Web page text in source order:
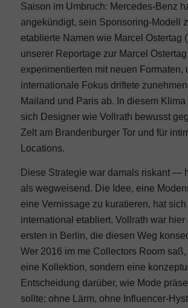
Saison im Umbruch: Mercedes-Benz
angekündigt, sein Sponsoring-Modell
etablierte Namen wie Marcel Ostertag
unserer Reportage zur Marcel
experimentierten mit neuen Formaten,
internationale Fokus driftete
Mailand und Paris ab. In diesem
sich Designer wie Vollrath bewusst
Zelt am Brandenburger Tor und für
Locations.
Diese Strategie war damals riskant —
als wegweisend. Die Idee, eine
eine Vernissage zu kuratieren, hat
international etabliert. Vollrath war hier
ersten in Berlin, die diesen Weg
Wer 2016 im me Collectors Room
eine Kollektion, sondern eine
Entscheidung darüber, wie Mode
sollte: ohne Lärm, ohne Influencer-